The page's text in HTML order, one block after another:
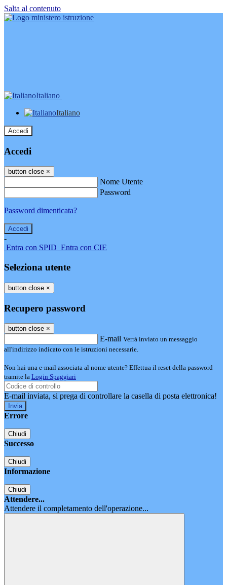
Salta al contenuto
Italiano
Italiano
Accedi
Accedi
button close ×
Nome Utente
Password
Password dimenticata?
-
Entra con SPID Entra con CIE
Seleziona utente
button close ×
Recupero password
button close ×
E-mail Verrà inviato un messaggio
all'indirizzo indicato con le istruzioni necessarie.
Non hai una e-mail associata al nome utente? Effettua il reset della password
tramite la Login Spaggiari
E-mail inviata, si prega di controllare la casella di posta elettronica!
Errore
Chiudi
Successo
Chiudi
Informazione
Chiudi
Attendere...
Attendere il completamento dell'operazione...